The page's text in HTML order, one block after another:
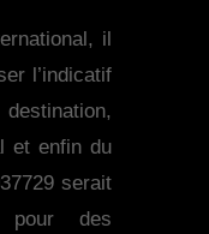
il
l’indicatif
et enfin du
serait
pour des